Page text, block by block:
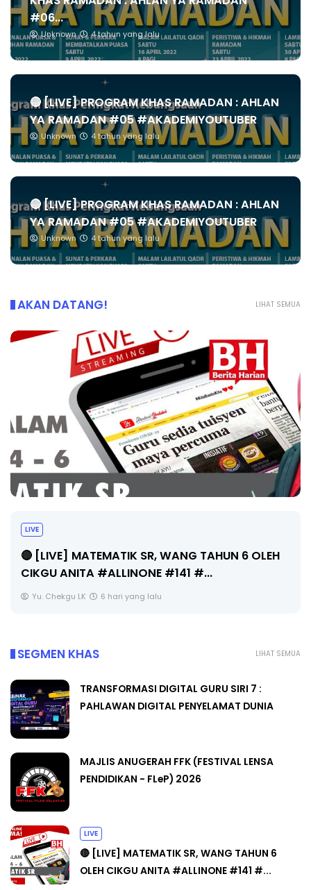
#06...
Unknown 4 tahun yang lalu
🔴 [LIVE] PROGRAM KHAS RAMADAN : AHLAN
YA RAMADAN #05 #AKADEMIYOUTUBER
Unknown 4 tahun yang lalu
🔴 [LIVE] PROGRAM KHAS RAMADAN : AHLAN
YA RAMADAN #05 #AKADEMIYOUTUBER
Unknown 4 tahun yang lalu
LIHAT SEMUA
AKAN DATANG!
Sejarah Tingkatan 4
Unknown 6 hari yang lalu
LIHAT SEMUA
SEGMEN KHAS
TRANSFORMASI DIGITAL GURU SIRI 7 :
PAHLAWAN DIGITAL PENYELAMAT DUNIA
MAJLIS ANUGERAH FFK (FESTIVAL LENSA
PENDIDIKAN - FLeP) 2026
LIVE
🔴 [LIVE] MATEMATIK SR, WANG TAHUN 6
OLEH CIKGU ANITA #ALLINONE #141 #...